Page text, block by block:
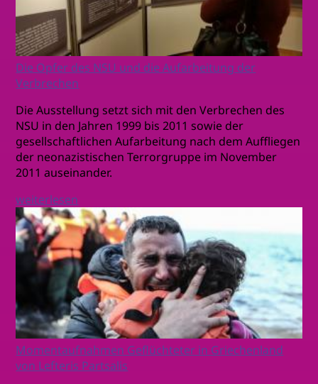
Die Opfer des NSU und die Aufarbeitung der
Verbrechen
Die Ausstellung setzt sich mit den Verbrechen des
NSU in den Jahren 1999 bis 2011 sowie der
gesellschaftlichen Aufarbeitung nach dem Auffliegen
der neonazistischen Terrorgruppe im November
2011 auseinander.
weiterlesen
Momentaufnahmen Geflüchteter in Griechenland
von Lefteris Partsalis